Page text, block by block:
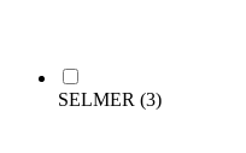
SELMER (3)